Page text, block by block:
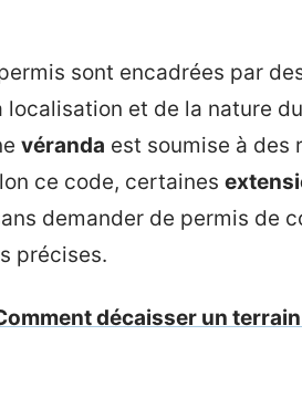
sont encadrées par
et de la nature
véranda est soumise à des
ce code, certaines
demander de permis de
précises.
décaisser un